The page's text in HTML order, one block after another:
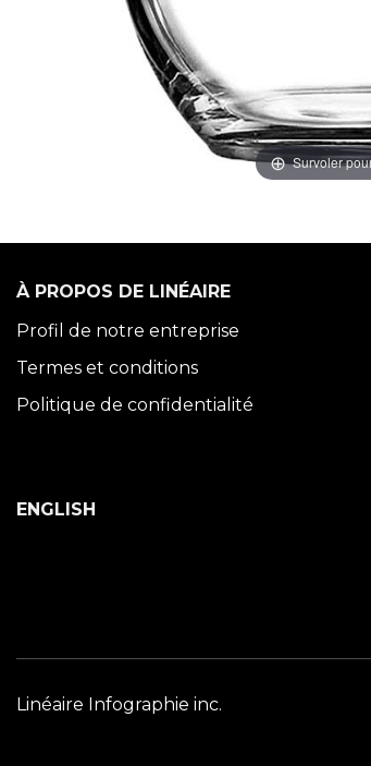
Survoler
À PROPOS DE LINÉAIRE
Profil de notre entreprise
Termes et conditions
Politique de confidentialité
ENGLISH
Linéaire Infographie inc.